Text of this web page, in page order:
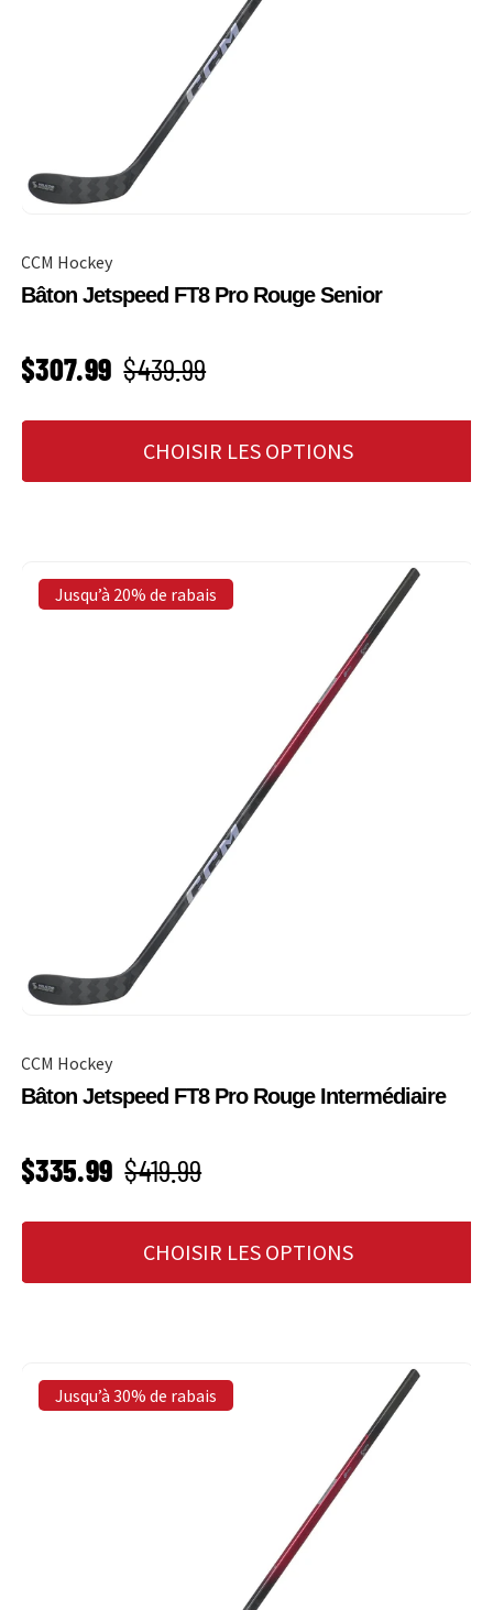
CCM Hockey
Bâton Jetspeed FT8 Pro Rouge Senior
PRIX SOLDÉ
$307.99 Prix habituel
$439.99
CHOISIR LES OPTIONS
Jusqu’à 20% de rabais
CCM Hockey
Bâton Jetspeed FT8 Pro Rouge Intermédiaire
PRIX SOLDÉ
$335.99 Prix habituel
$419.99
CHOISIR LES OPTIONS
Jusqu’à 30% de rabais